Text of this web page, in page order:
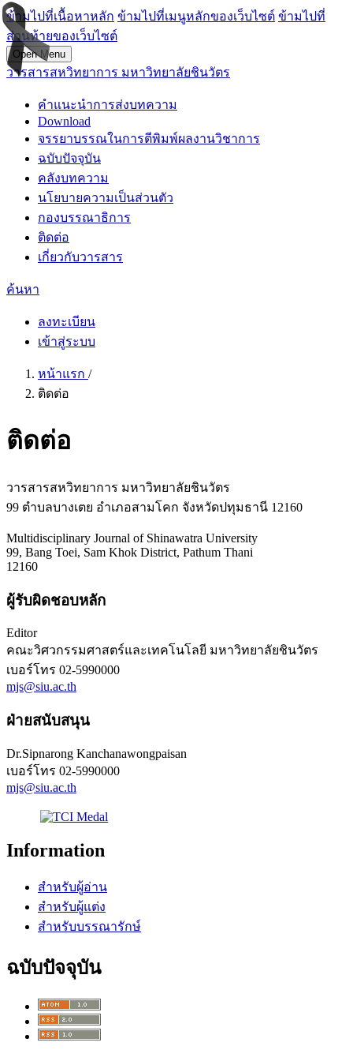
ข้ามไปที่เนื้อหาหลัก ข้ามไปที่เมนูหลักของเว็บไซต์ ข้ามไปที่
ส่วนท้ายของเว็บไซต์
Open Menu
วารสารสหวิทยาการ มหาวิทยาลัยชินวัตร
คำแนะนำการส่งบทความ
Download
จรรยาบรรณในการตีพิมพ์ผลงานวิชาการ
ฉบับปัจจุบัน
คลังบทความ
นโยบายความเป็นส่วนตัว
กองบรรณาธิการ
ติดต่อ
เกี่ยวกับวารสาร
ค้นหา
ลงทะเบียน
เข้าสู่ระบบ
หน้าแรก /
ติดต่อ
ติดต่อ
วารสารสหวิทยาการ มหาวิทยาลัยชินวัตร
99 ตำบลบางเตย อำเภอสามโคก จังหวัดปทุมธานี 12160
Multidisciplinary Journal of Shinawatra University
99, Bang Toei, Sam Khok District, Pathum Thani
12160
ผู้รับผิดชอบหลัก
Editor
คณะวิศวกรรมศาสตร์และเทคโนโลยี มหาวิทยาลัยชินวัตร
เบอร์โทร 02-5990000
mjs@siu.ac.th
ฝ่ายสนับสนุน
Dr.Sipnarong Kanchanawongpaisan
เบอร์โทร 02-5990000
mjs@siu.ac.th
Information
สำหรับผู้อ่าน
สำหรับผู้แต่ง
สำหรับบรรณารักษ์
ฉบับปัจจุบัน